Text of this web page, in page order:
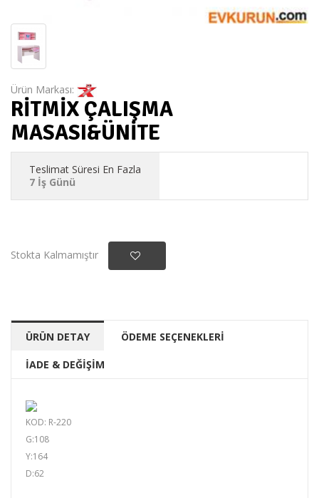
Ürün Markası:
RİTMİX ÇALIŞMA
MASASI&ÜNİTE
Teslimat Süresi En Fazla
7 İş Günü
Stokta Kalmamıştır
ÜRÜN DETAY ÖDEME SEÇENEKLERİ
İADE & DEĞİŞİM
KOD: R-220
G:108
Y:164
D:62